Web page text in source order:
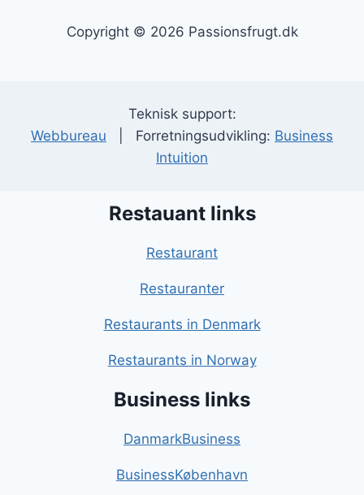
Copyright © 2026 Passionsfrugt.dk
Teknisk support:
Webbureau | Forretningsudvikling: Business
Intuition
Restauant links
Restaurant
Restauranter
Restaurants in Denmark
Restaurants in Norway
Business links
DanmarkBusiness
BusinessKøbenhavn